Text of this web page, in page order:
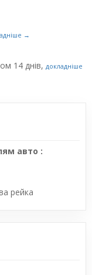
→
14 днів, докладніше
авто :
рейка